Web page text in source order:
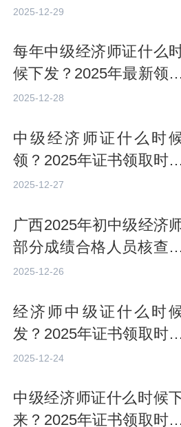
及领取方式详解
2025-12-29
每年中级经济师证什么
候下发？2025年最新领取
时间及方式解析
2025-12-28
中级经济师证什么时
领？2025年证书领取时间
及方式详解
2025-12-27
广西2025年初中级经济
部分成绩合格人员核查结
果（3人不通过）
2025-12-26
经济师中级证什么时
发？2025年证书领取时间
及方式解析
2025-12-24
中级经济师证什么时候
来？2025年证书领取时间